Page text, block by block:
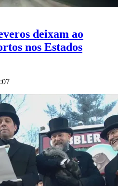
deixam ao
nos Estados